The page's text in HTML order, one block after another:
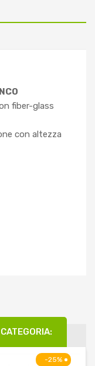
fiber-glass
con altezza
-25%